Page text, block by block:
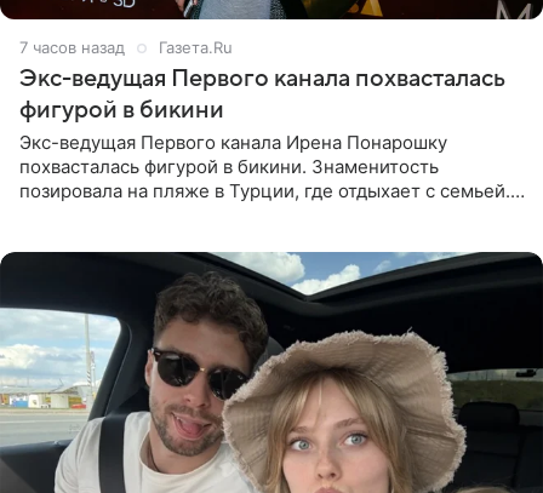
7 часов назад Газета.Ru
Экс-ведущая Первого канала похвасталась
фигурой в бикини
Экс-ведущая Первого канала Ирена Понарошку
похвасталась фигурой в бикини. Знаменитость
позировала на пляже в Турции, где отдыхает с семьей.